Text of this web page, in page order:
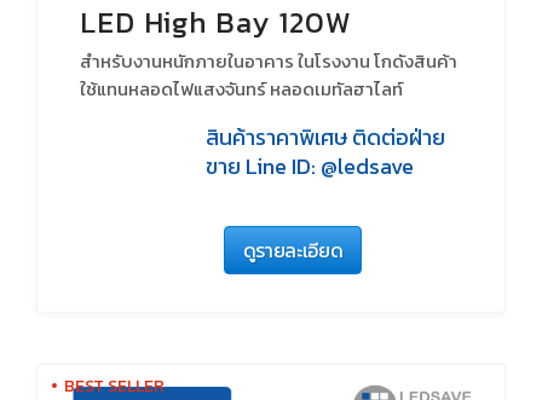
LED High Bay 120W
สำหรับงานหนักภายในอาคาร ในโรงงาน โกดังสินค้า
ใช้แทนหลอดไฟแสงจันทร์ หลอดเมทัลฮาไลท์
สินค้าราคาพิเศษ ติดต่อฝ่าย
ขาย Line ID: @ledsave
ดูรายละเอียด
BEST SELLER